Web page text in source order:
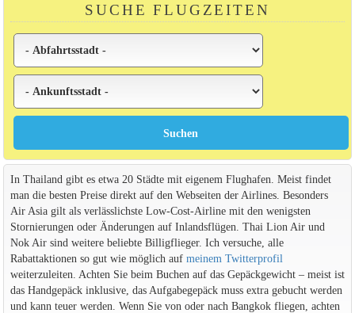
SUCHE FLUGZEITEN
In Thailand gibt es etwa 20 Städte mit eigenem Flughafen. Meist findet
man die besten Preise direkt auf den Webseiten der Airlines. Besonders
Air Asia gilt als verlässlichste Low-Cost-Airline mit den wenigsten
Stornierungen oder Änderungen auf Inlandsflügen. Thai Lion Air und
Nok Air sind weitere beliebte Billigflieger. Ich versuche, alle
Rabattaktionen so gut wie möglich auf meinem Twitterprofil
weiterzuleiten. Achten Sie beim Buchen auf das Gepäckgewicht – meist ist
das Handgepäck inklusive, das Aufgabegepäck muss extra gebucht werden
und kann teuer werden. Wenn Sie von oder nach Bangkok fliegen, achten